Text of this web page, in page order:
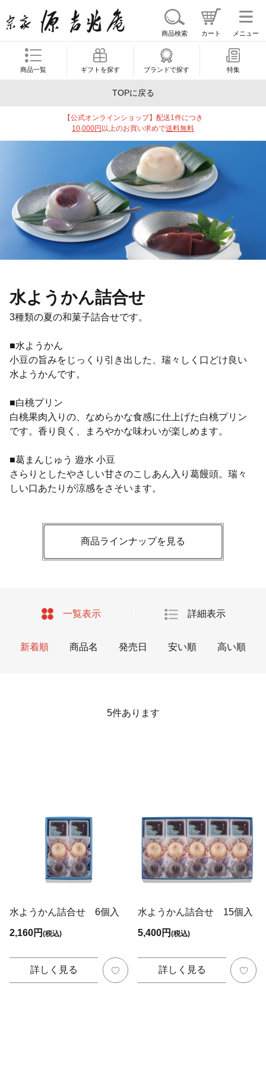
商品検索 カート メニュー
商品一覧 ギフトを探す ブランドで探す 特集
TOPに戻る
【公式オンラインショップ】配送1件につき
10,000円 以上のお買い求めで送料無料
水ようかん詰合せ
3種類の夏の和菓子詰合せです。
■水ようかん
小豆の旨みをじっくり引き出した、瑞々しく口どけ良い
水ようかんです。
■白桃プリン
白桃果肉入りの、なめらかな食感に仕上げた白桃プリン
です。香り良く、まろやかな味わいが楽しめます。
■葛まんじゅう 遊水 小豆
さらりとしたやさしい甘さのこしあん入り葛饅頭。瑞々
しい口あたりが涼感をさそいます。
商品ラインナップを見る
一覧表示 詳細表示
新着順 商品名 発売日 安い順 高い順
5件あります
水ようかん詰合せ 6個入
2,160円(税込)
詳しく見る
水ようかん詰合せ 15個入
5,400円(税込)
詳しく見る